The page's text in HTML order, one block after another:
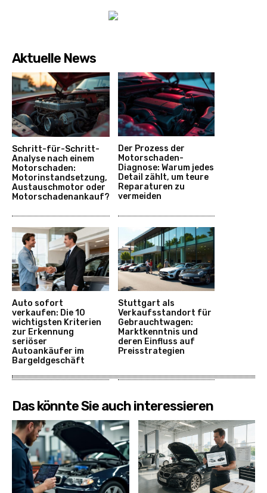
Aktuelle News
Schritt-für-Schritt-
Analyse nach einem
Motorschaden:
Motorinstandsetzung,
Austauschmotor oder
Motorschadenankauf?
Der Prozess der
Motorschaden-
Diagnose: Warum jedes
Detail zählt, um teure
Reparaturen zu
vermeiden
Auto sofort
verkaufen: Die 10
wichtigsten Kriterien
zur Erkennung
seriöser
Autoankäufer im
Bargeldgeschäft
Stuttgart als
Verkaufsstandort für
Gebrauchtwagen:
Marktkenntnis und
deren Einfluss auf
Preisstrategien
Das könnte Sie auch interessieren